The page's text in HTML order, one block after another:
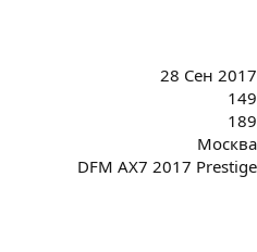
28 Сен 2017
149
189
Москва
DFM AX7 2017 Prestigе